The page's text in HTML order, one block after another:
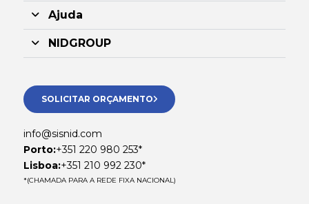
Ajuda
NIDGROUP
SOLICITAR ORÇAMENTO
info@sisnid.com
Porto:+351 220 980 253*
Lisboa:+351 210 992 230*
*(CHAMADA PARA A REDE FIXA NACIONAL)